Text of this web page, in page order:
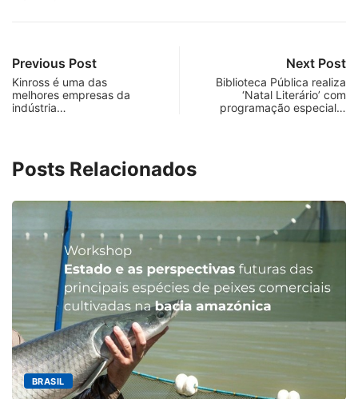
Previous Post
Kinross é uma das
melhores empresas da
indústria…
Next Post
Biblioteca Pública realiza
‘Natal Literário’ com
programação especial…
Posts Relacionados
MINAS GERAIS